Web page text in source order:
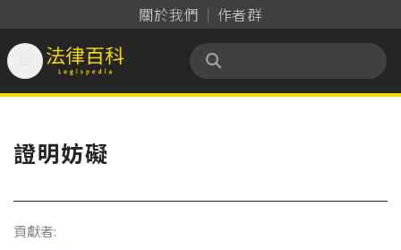
關於我們 作者群
法律百科 Legispedia
證明妨礙
貢獻者: